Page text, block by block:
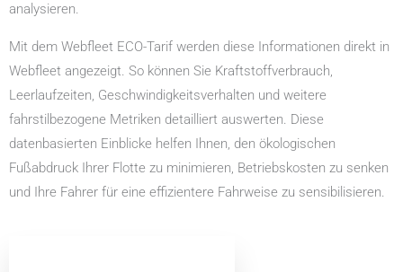
analysieren.
Mit dem Webfleet ECO-Tarif werden diese Informationen direkt in
Webfleet angezeigt. So können Sie Kraftstoffverbrauch,
Leerlaufzeiten, Geschwindigkeitsverhalten und weitere
fahrstilbezogene Metriken detailliert auswerten. Diese
datenbasierten Einblicke helfen Ihnen, den ökologischen
Fußabdruck Ihrer Flotte zu minimieren, Betriebskosten zu senken
und Ihre Fahrer für eine effizientere Fahrweise zu sensibilisieren.